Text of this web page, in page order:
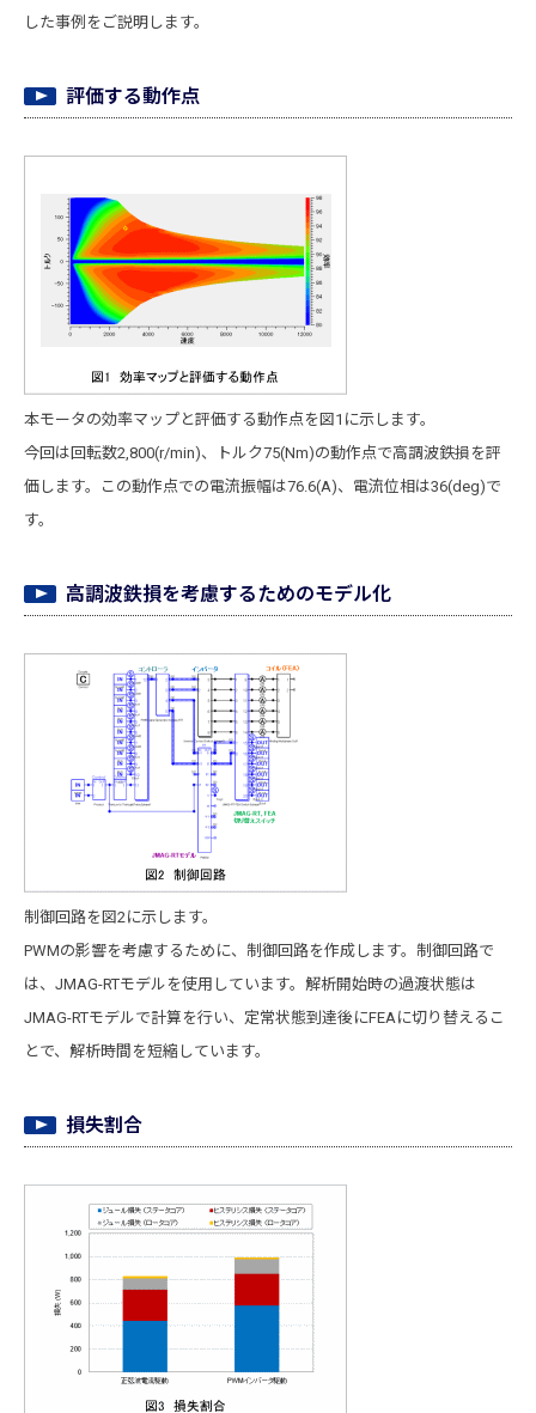
した事例をご説明します。
評価する動作点
本モータの効率マップと評価する動作点を図1に示します。
今回は回転数2,800(r/min)、トルク75(Nm)の動作点で高調波鉄損を評
価します。この動作点での電流振幅は76.6(A)、電流位相は36(deg)で
す。
高調波鉄損を考慮するためのモデル化
制御回路を図2に示します。
PWMの影響を考慮するために、制御回路を作成します。制御回路で
は、JMAG-RTモデルを使用しています。解析開始時の過渡状態は
JMAG-RTモデルで計算を行い、定常状態到達後にFEAに切り替えるこ
とで、解析時間を短縮しています。
損失割合